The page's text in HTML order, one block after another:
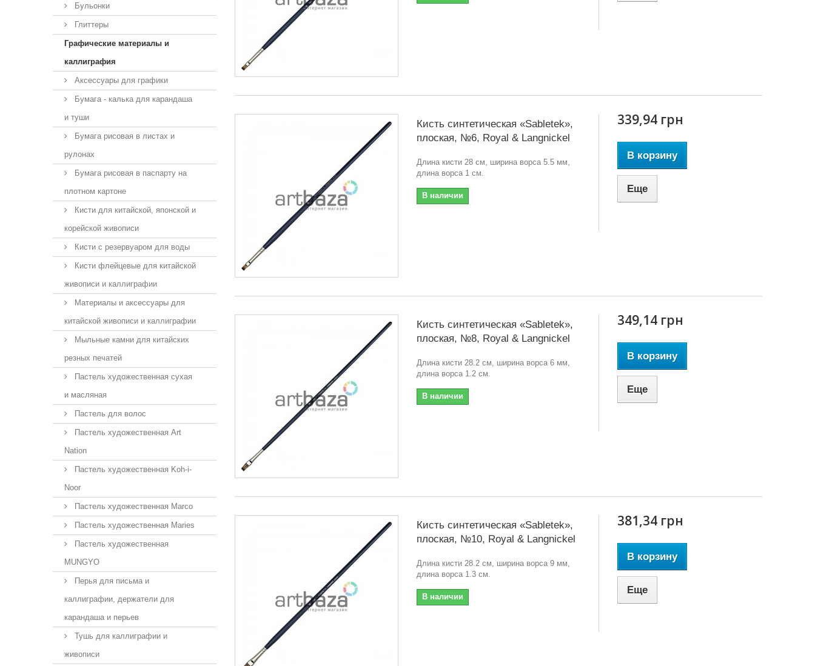
Бульонки
Глиттеры
Графические материалы и
каллиграфия
Аксессуары для графики
Бумага - калька для карандаша
и туши
Бумага рисовая в листах и
рулонах
Бумага рисовая в паспарту на
плотном картоне
Кисти для китайской, японской и
корейской живописи
Кисти с резервуаром для воды
Кисти флейцевые для китайской
живописи и каллиграфии
Материалы и аксессуары для
китайской живописи и каллиграфии
Мыльные камни для китайских
резных печатей
Пастель художественная сухая
и масляная
Пастель для волос
Пастель художественная Art
Nation
Пастель художественная Koh-i-
Noor
Пастель художественная Marco
Пастель художественная Maries
Пастель художественная
MUNGYO
Перья для письма и
каллиграфии, держатели для
карандаша и перьев
Тушь для каллиграфии и
живописи
Кисть синтетическая «Sabletek»,
плоская, №6, Royal & Langnickel
Длина кисти 28 см, ширина ворса 5.5 мм,
длина ворса 1 см.
В наличии
339,94 грн
В корзину
Еще
Кисть синтетическая «Sabletek»,
плоская, №8, Royal & Langnickel
Длина кисти 28.2 см, ширина ворса 6 мм,
длина ворса 1.2 см.
В наличии
349,14 грн
В корзину
Еще
Кисть синтетическая «Sabletek»,
плоская, №10, Royal & Langnickel
Длина кисти 28.2 см, ширина ворса 9 мм,
длина ворса 1.3 см.
В наличии
381,34 грн
В корзину
Еще